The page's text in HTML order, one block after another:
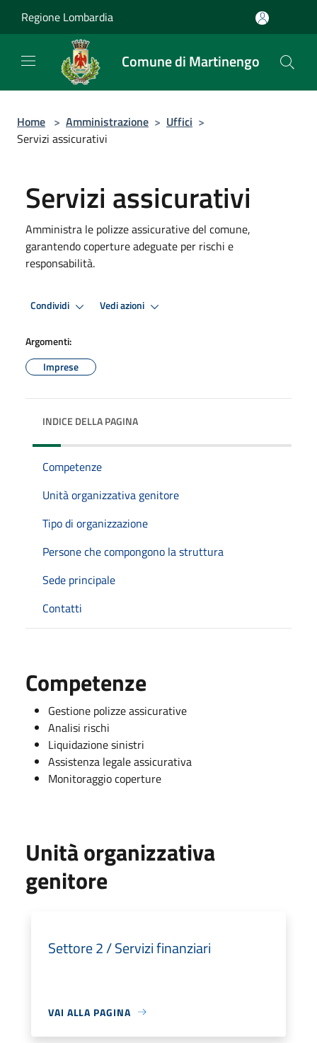
Regione Lombardia
Comune di Martinengo
Home > Amministrazione > Uffici >
Servizi assicurativi
Servizi assicurativi
Amministra le polizze assicurative del comune,
garantendo coperture adeguate per rischi e
responsabilità.
Condividi Vedi azioni
Argomenti:
Imprese
INDICE DELLA PAGINA
Competenze
Unità organizzativa genitore
Tipo di organizzazione
Persone che compongono la struttura
Sede principale
Contatti
Competenze
Gestione polizze assicurative
Analisi rischi
Liquidazione sinistri
Assistenza legale assicurativa
Monitoraggio coperture
Unità organizzativa
genitore
Settore 2 / Servizi finanziari
VAI ALLA PAGINA